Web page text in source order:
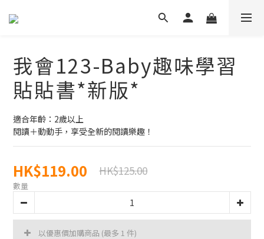
我會123-Baby趣味學習
貼貼書*新版*
適合年齡：2歲以上
閱讀＋動動手，享受全新的閱讀樂趣！
HK$119.00 HK$125.00
數量
以優惠價加購商品 (最多 1 件)